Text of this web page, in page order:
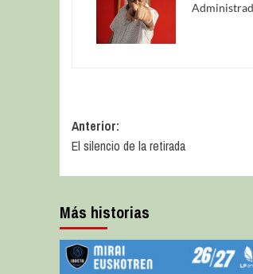
Anterior:
El silencio de la retirada
Más historias